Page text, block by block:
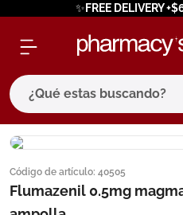
✨FREE DELIVERY
¿Qué estas buscando?
Código de artículo: 40505
Flumazenil 0.5mg
términos más
1. eucerin